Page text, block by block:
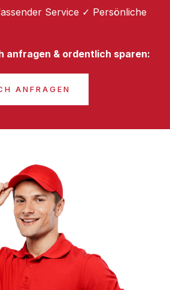
Service ✓ Persönliche
anfragen & ordentlich sparen:
ANFRAGEN